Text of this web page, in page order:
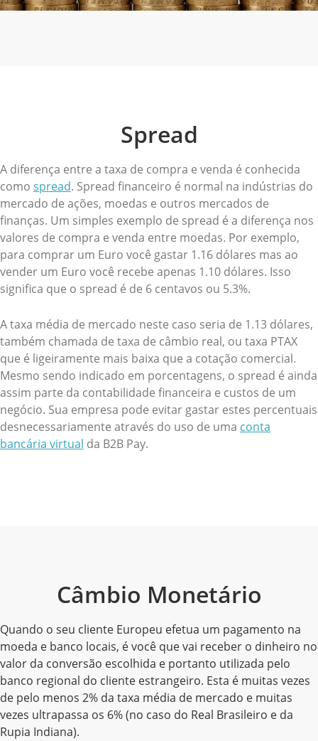
Spread
A diferença entre a taxa de compra e venda é conhecida
como spread. Spread financeiro é normal na indústrias do
mercado de ações, moedas e outros mercados de
finanças. Um simples exemplo de spread é a diferença nos
valores de compra e venda entre moedas. Por exemplo,
para comprar um Euro você gastar 1.16 dólares mas ao
vender um Euro você recebe apenas 1.10 dólares. Isso
significa que o spread é de 6 centavos ou 5.3%.
A taxa média de mercado neste caso seria de 1.13 dólares,
também chamada de taxa de câmbio real, ou taxa PTAX
que é ligeiramente mais baixa que a cotação comercial.
Mesmo sendo indicado em porcentagens, o spread é ainda
assim parte da contabilidade financeira e custos de um
negócio. Sua empresa pode evitar gastar estes percentuais
desnecessariamente através do uso de uma conta
bancária virtual da B2B Pay.
Câmbio Monetário
Quando o seu cliente Europeu efetua um pagamento na
moeda e banco locais, é você que vai receber o dinheiro no
valor da conversão escolhida e portanto utilizada pelo
banco regional do cliente estrangeiro. Esta é muitas vezes
de pelo menos 2% da taxa média de mercado e muitas
vezes ultrapassa os 6% (no caso do Real Brasileiro e da
Rupia Indiana).